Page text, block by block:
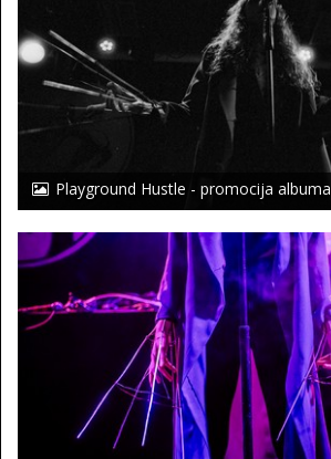
Playground Hustle - promocija albuma